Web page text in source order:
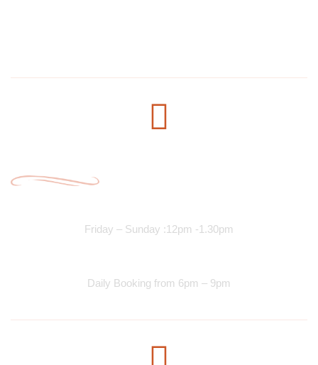
Friday – Sunday :12pm -1.30pm
Daily Booking from 6pm – 9pm